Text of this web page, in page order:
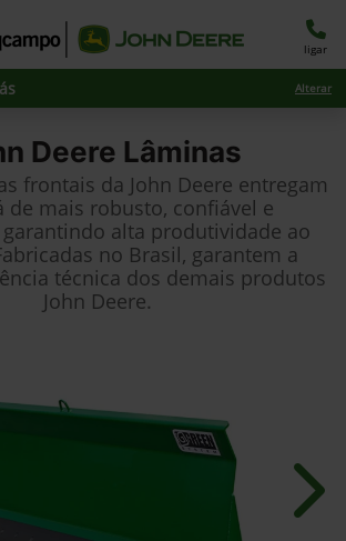
ligar
Alterar
Deere Lâminas
frontais da John Deere entregam
de mais robusto, confiável e
alta produtividade ao
no Brasil, garantem a
técnica dos demais produtos
John Deere.